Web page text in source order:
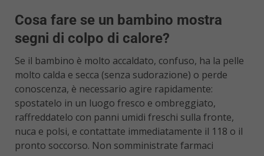
Cosa fare se un bambino mostra
segni di colpo di calore?
Se il bambino è molto accaldato, confuso, ha la pelle
molto calda e secca (senza sudorazione) o perde
conoscenza, è necessario agire rapidamente:
spostatelo in un luogo fresco e ombreggiato,
raffreddatelo con panni umidi freschi sulla fronte,
nuca e polsi, e contattate immediatamente il 118 o il
pronto soccorso. Non somministrate farmaci